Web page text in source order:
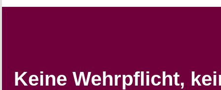
Keine Wehrpflicht,